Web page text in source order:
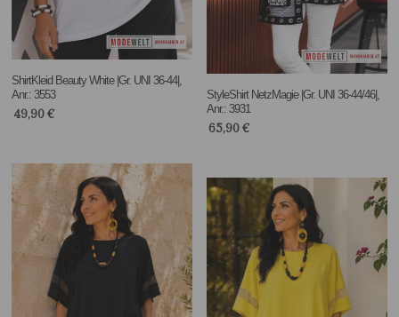
ShirtKleid Beauty White |Gr. UNI 36-44|,
Anr.: 3553
49,90€
StyleShirt NetzMagie |Gr. UNI 36-44/46|,
Anr.: 3931
65,90€